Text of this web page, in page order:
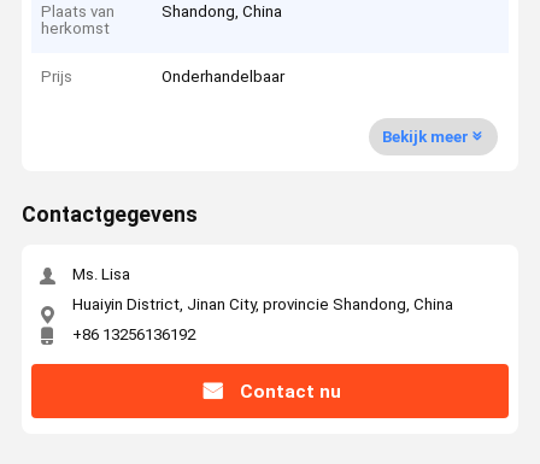
Plaats van
herkomst
Shandong, China
Prijs Onderhandelbaar
Bekijk meer
Contactgegevens
Ms. Lisa
Huaiyin District, Jinan City, provincie Shandong, China
+86 13256136192
Contact nu